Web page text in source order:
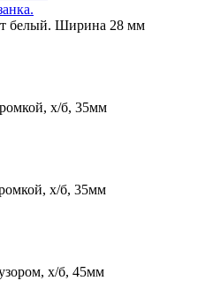
белый. Ширина 28 мм
х/б, 35мм
х/б, 35мм
х/б, 45мм